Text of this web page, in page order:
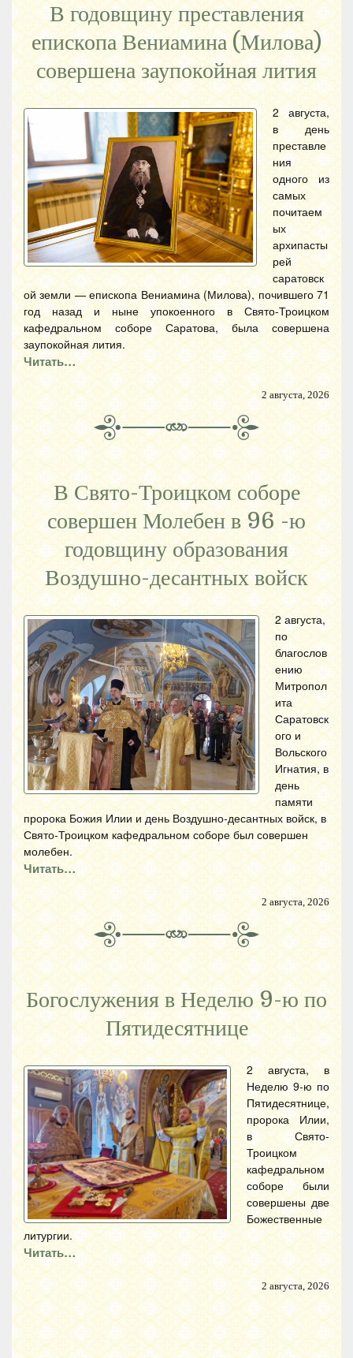
В годовщину преставления
епископа Вениамина (Милова)
совершена заупокойная лития
2 августа,
в день
преставле
ния
одного из
самых
почитаем
ых
архипасты
рей
саратовск
ой земли — епископа Вениамина (Милова), почившего 71
год назад и ныне упокоенного в Свято-Троицком
кафедральном соборе Саратова, была совершена
заупокойная лития.
Читать…
2 августа, 2026
В Свято-Троицком соборе
совершен Молебен в 96 -ю
годовщину образования
Воздушно-десантных войск
2 августа,
по
благослов
ению
Митропол
ита
Саратовск
ого и
Вольского
Игнатия, в
день
памяти
пророка Божия Илии и день Воздушно-десантных войск, в
Свято-Троицком кафедральном соборе был совершен
молебен.
Читать…
2 августа, 2026
Богослужения в Неделю 9-ю по
Пятидесятнице
2 августа, в
Неделю 9-ю по
Пятидесятнице,
пророка Илии,
в Свято-
Троицком
кафедральном
соборе были
совершены две
Божественные
литургии.
Читать…
2 августа, 2026